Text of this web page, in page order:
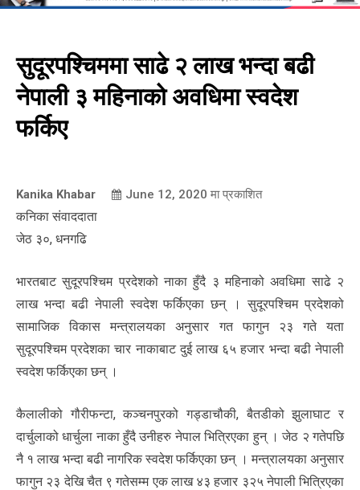
सुदूरपश्चिममा साढे २ लाख भन्दा बढी
नेपाली ३ महिनाको अवधिमा स्वदेश
फर्किए
Kanika Khabar June 12, 2020 मा प्रकाशित
कनिका संवाददाता
जेठ ३०, धनगढि
भारतबाट सुदूरपश्चिम प्रदेशको नाका हुँदै ३ महिनाको अवधिमा साढे २
लाख भन्दा बढी नेपाली स्वदेश फर्किएका छन् । सुदूरपश्चिम प्रदेशको
सामाजिक विकास मन्त्रालयका अनुसार गत फागुन २३ गते यता
सुदूरपश्चिम प्रदेशका चार नाकाबाट दुई लाख ६५ हजार भन्दा बढी नेपाली
स्वदेश फर्किएका छन् ।
कैलालीको गौरीफन्टा, कञ्चनपुरको गड्डाचौकी, बैतडीको झुलाघाट र
दार्चुलाको धार्चुला नाका हुँदै उनीहरु नेपाल भित्रिएका हुन् । जेठ २ गतेपछि
नै १ लाख भन्दा बढी नागरिक स्वदेश फर्किएका छन् । मन्त्रालयका अनुसार
फागुन २३ देखि चैत ९ गतेसम्म एक लाख ४३ हजार ३२५ नेपाली भित्रिएका